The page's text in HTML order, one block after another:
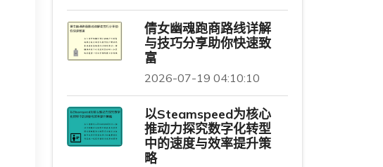
倩女幽魂跑商路线详解
与技巧分享助你快速致
富
2026-07-19 04:10:10
以Steamspeed为核心
推动力探究数字化转型
中的速度与效率提升策
略